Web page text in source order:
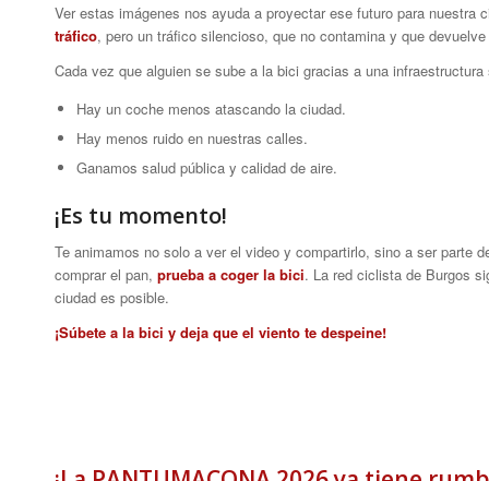
Ver estas imágenes nos ayuda a proyectar ese futuro para
tráfico, pero un tráfico silencioso, que no contamina y que
Cada vez que alguien se sube a la bici gracias a una infraestructura
Hay un coche menos atascando la ciudad.
Hay menos ruido en nuestras calles.
Ganamos salud pública y calidad de aire.
¡Es tu momento!
Te animamos no solo a ver el video y compartirlo, sino a ser parte
comprar el pan, prueba a coger la bici. La red ciclista de Burgos
ciudad es posible.
¡Súbete a la bici y deja que el viento te despeine!